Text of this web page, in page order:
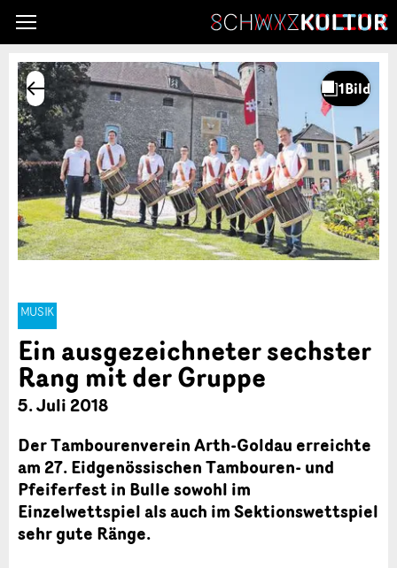
MUSIK
Ein ausgezeichneter sechster
Rang mit der Gruppe
5. Juli 2018
Der Tambourenverein Arth-Goldau erreichte
am 27. Eidgenössischen Tambouren- und
Pfeiferfest in Bulle sowohl im
Einzelwettspiel als auch im Sektionswettspiel
sehr gute Ränge.